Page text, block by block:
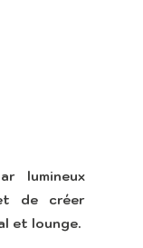
lumineux
de créer
et lounge.